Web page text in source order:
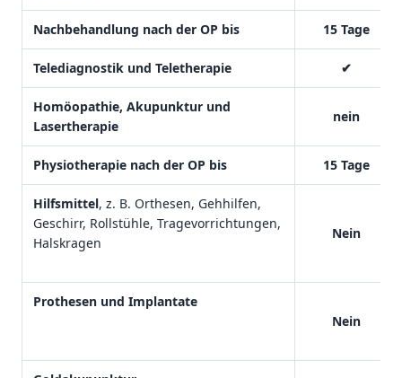
Nachbehandlung nach der OP bis 15 Tage
Telediagnostik und Teletherapie ✔
Homöopathie, Akupunktur und
Lasertherapie
nein
Physiotherapie nach der OP bis 15 Tage
Hilfsmittel, z. B. Orthesen, Gehhilfen,
Geschirr, Rollstühle, Tragevorrichtungen,
Halskragen
Nein
Prothesen und Implantate
Nein